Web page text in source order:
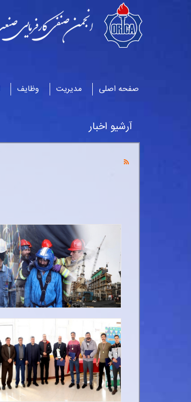
صفحه اصلی مدیریت وظایف
آرشیو اخبار